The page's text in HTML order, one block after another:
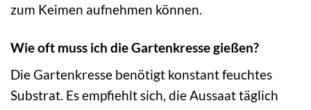
zum Keimen aufnehmen können.
Wie oft muss ich die Gartenkresse gießen?
Die Gartenkresse benötigt konstant feuchtes
Substrat. Es empfiehlt sich, die Aussaat täglich